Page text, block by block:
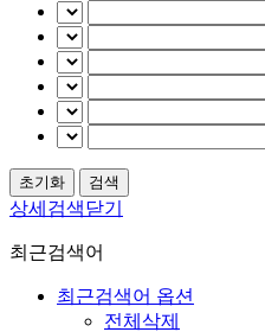
상세검색닫기
최근검색어
최근검색어 옵션
전체삭제